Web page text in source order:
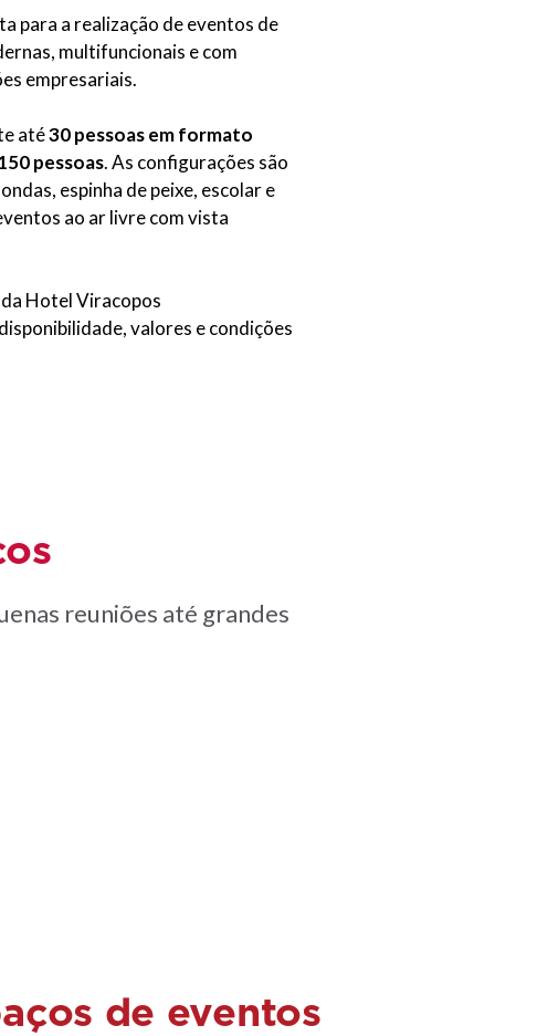
para a realização de eventos de
multifuncionais e com
empresariais.
até30 pessoas em formato
pessoas. As configurações são
espinha de peixe, escolar e
ao ar livre com vista
Hotel Viracopos
valores e condições
reuniões até grandes
de eventos